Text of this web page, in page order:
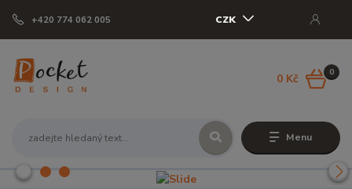
Menu
+420 774 062 005 CZK
0
0 Kč